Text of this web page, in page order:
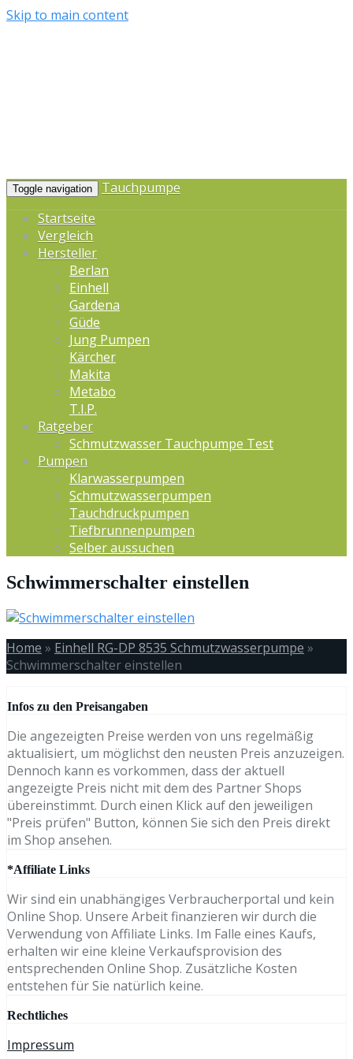
Skip to main content
Toggle navigation
Tauchpumpe
Startseite
Vergleich
Hersteller
Berlan
Einhell
Gardena
Güde
Jung Pumpen
Kärcher
Makita
Metabo
T.I.P.
Ratgeber
Schmutzwasser Tauchpumpe Test
Pumpen
Klarwasserpumpen
Schmutzwasserpumpen
Tauchdruckpumpen
Tiefbrunnenpumpen
Selber aussuchen
Schwimmerschalter einstellen
Home » Einhell RG-DP 8535 Schmutzwasserpumpe »
Schwimmerschalter einstellen
Infos zu den Preisangaben
Die angezeigten Preise werden von uns regelmäßig
aktualisiert, um möglichst den neusten Preis anzuzeigen.
Dennoch kann es vorkommen, dass der aktuell
angezeigte Preis nicht mit dem des Partner Shops
übereinstimmt. Durch einen Klick auf den jeweiligen
"Preis prüfen" Button, können Sie sich den Preis direkt
im Shop ansehen.
*Affiliate Links
Wir sind ein unabhängiges Verbraucherportal und kein
Online Shop. Unsere Arbeit finanzieren wir durch die
Verwendung von Affiliate Links. Im Falle eines Kaufs,
erhalten wir eine kleine Verkaufsprovision des
entsprechenden Online Shop. Zusätzliche Kosten
entstehen für Sie natürlich keine.
Rechtliches
Impressum